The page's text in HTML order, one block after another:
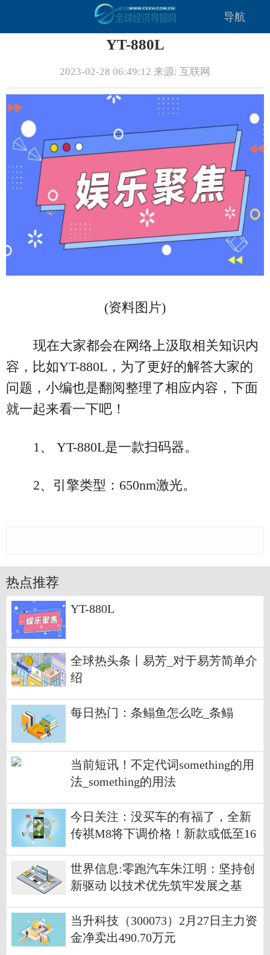
导航
YT-880L
2023-02-28 06:49:12 来源: 互联网
(资料图片)
现在大家都会在网络上汲取相关知识内
容，比如YT-880L，为了更好的解答大家的
问题，小编也是翻阅整理了相应内容，下面
就一起来看一下吧！
1、 YT-880L是一款扫码器。
2、引擎类型：650nm激光。
热点推荐
YT-880L
全球热头条丨易芳_对于易芳简单介
绍
每日热门：条鳎鱼怎么吃_条鳎
当前短讯！不定代词something的用
法_something的用法
今日关注：没买车的有福了，全新
传祺M8将下调价格！新款或低至16
世界信息:零跑汽车朱江明：坚持创
新驱动 以技术优先筑牢发展之基
当升科技（300073）2月27日主力资
金净卖出490.70万元